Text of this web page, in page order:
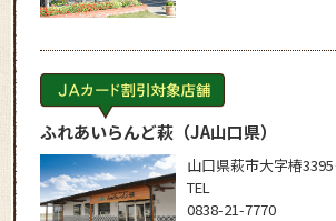
ふれあいらんど萩（JA山口県）
山口県萩市大字椿
TEL
0838-21-7770